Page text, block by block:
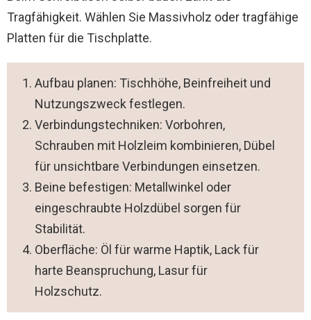
Tragfähigkeit. Wählen Sie Massivholz oder tragfähige
Platten für die Tischplatte.
Aufbau planen: Tischhöhe, Beinfreiheit und
Nutzungszweck festlegen.
Verbindungstechniken: Vorbohren,
Schrauben mit Holzleim kombinieren, Dübel
für unsichtbare Verbindungen einsetzen.
Beine befestigen: Metallwinkel oder
eingeschraubte Holzdübel sorgen für
Stabilität.
Oberfläche: Öl für warme Haptik, Lack für
harte Beanspruchung, Lasur für
Holzschutz.